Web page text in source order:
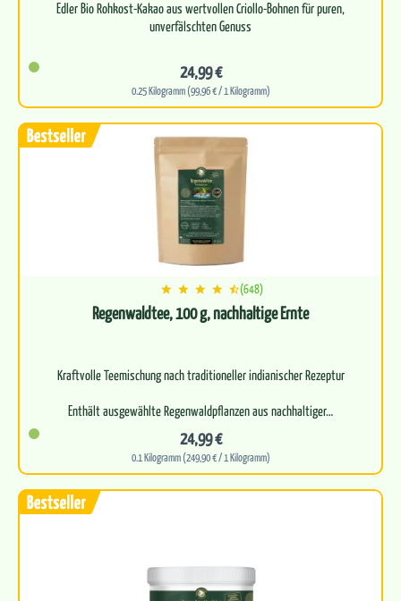
Edler Bio Rohkost-Kakao aus wertvollen Criollo-Bohnen für puren,
unverfälschten Genuss
24,99 €
0.25 Kilogramm (99,96 € / 1 Kilogramm)
(648)
Regenwaldtee, 100 g, nachhaltige Ernte
Kraftvolle Teemischung nach traditioneller indianischer Rezeptur
Enthält ausgewählte Regenwaldpflanzen aus nachhaltiger…
24,99 €
0.1 Kilogramm (249,90 € / 1 Kilogramm)